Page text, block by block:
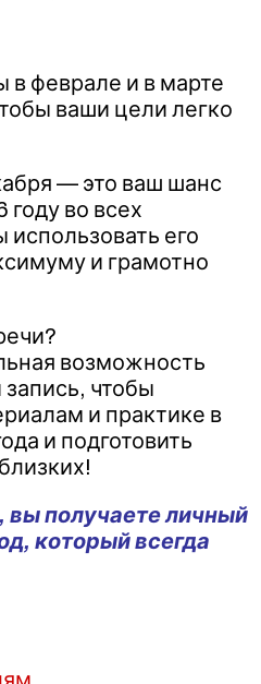
феврале и в марте
ваши цели легко
— это ваш шанс
году во всех
использовать его
и грамотно
возможность
чтобы
и практике в
и подготовить
вы получаете личный
который всегда